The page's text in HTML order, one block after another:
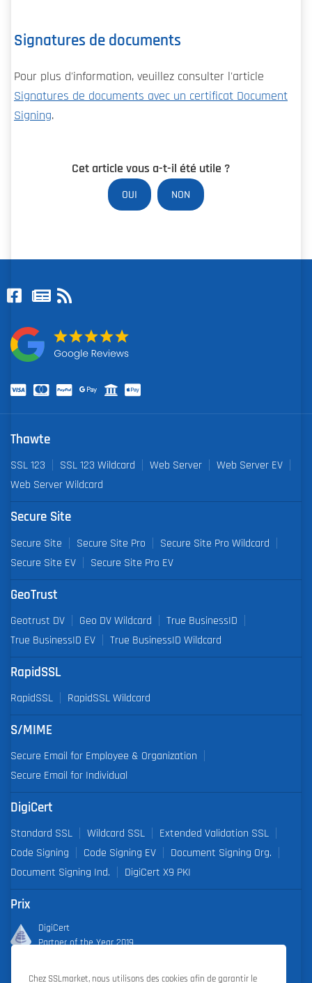
Signatures de documents
Pour plus d'information, veuillez consulter l'article
Signatures de documents avec un certificat Document
Signing.
Cet article vous a-t-il été utile ?
OUI NON
Thawte
SSL 123 SSL 123 Wildcard Web Server
Web Server EV
Web Server Wildcard
Secure Site
Secure Site Secure Site Pro
Secure Site Pro Wildcard
Secure Site EV
Secure Site Pro EV
GeoTrust
Geotrust DV Geo DV Wildcard
True BusinessID
True BusinessID EV
True BusinessID Wildcard
RapidSSL
RapidSSL RapidSSL Wildcard
S/MIME
Secure Email for Employee & Organization
Secure Email for Individual
DigiCert
Standard SSL Wildcard SSL
Extended Validation SSL
Code Signing
Code Signing EV
Document Signing Org.
Document Signing Ind.
DigiCert X9 PKI
Prix
DigiCert
Partner of the Year 2019
Outstanding Sales Performance Award 2018, 2019, 2020, 2021,
Chez SSLmarket, nous utilisons des cookies afin de garantir le